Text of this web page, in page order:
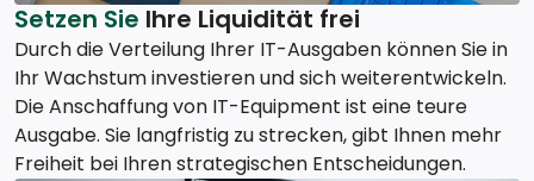
Setzen Sie Ihre Liquidität frei
Durch die Verteilung Ihrer IT-Ausgaben können Sie in
Ihr Wachstum investieren und sich weiterentwickeln.
Die Anschaffung von IT-Equipment ist eine teure
Ausgabe. Sie langfristig zu strecken, gibt Ihnen mehr
Freiheit bei Ihren strategischen Entscheidungen.